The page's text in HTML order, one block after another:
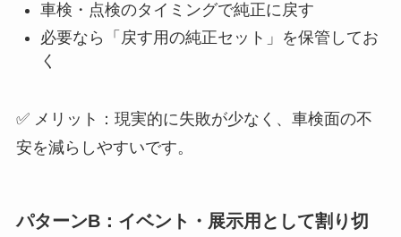
車検・点検のタイミングで純正に戻す
必要なら「戻す用の純正セット」を保管してお
く
✅ メリット：現実的に失敗が少なく、車検面の不
安を減らしやすいです。
パターンB：イベント・展示用として割り切